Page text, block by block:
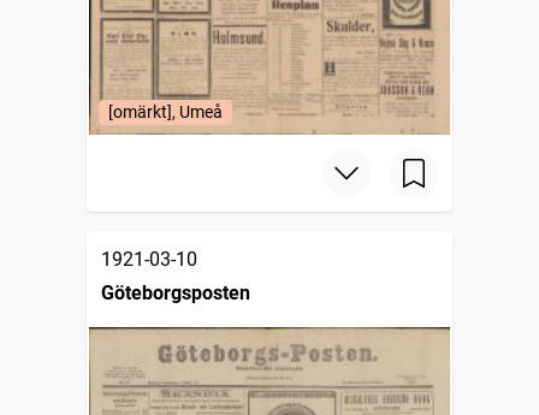
[omärkt], Umeå
1921-03-10
Göteborgsposten